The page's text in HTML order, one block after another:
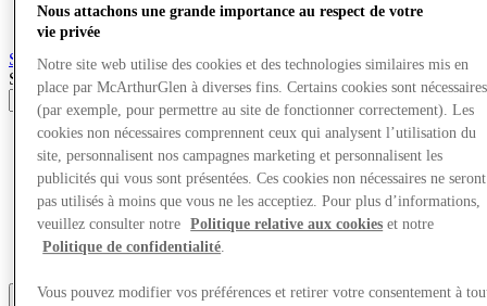
SalzburgVillage de Marques
Search input
Magasins
Offres
Planifiez votre visite
Quoi de neuf
Mangez et buvez
Services
Nous attachons une grande importance au respect de votre
vie privée
Notre site web utilise des cookies et des technologies similaires mis en
place par McArthurGlen à diverses fins. Certains cookies sont nécessaires
(par exemple, pour permettre au site de fonctionner correctement). Les
cookies non nécessaires comprennent ceux qui analysent l’utilisation du
site, personnalisent nos campagnes marketing et personnalisent les
publicités qui vous sont présentées. Ces cookies non nécessaires ne seront
pas utilisés à moins que vous ne les acceptiez. Pour plus d’informations,
veuillez consulter notre
Politique relative aux cookies et notre
Politique de confidentialité.
Vous pouvez modifier vos préférences et retirer votre consentement à